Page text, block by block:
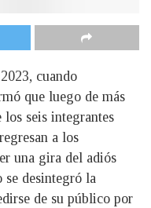
cuando
que luego de más
los seis integrantes
a los
una gira del adiós
se desintegró la
de su público por